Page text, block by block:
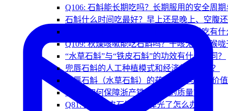
Q106: 石斛能长期吃吗？长期服用的安全周
石斛什么时间吃最好？早上还是晚上、空腹
Q108: 石斛能解酒吗？喝酒前吃、酒后吃有
Q109: 秋燥咳嗽能吃石斛吗？干咳无痰、喉
“水草石斛”与“铁皮石斛”的功效有什么异同？
兜唇石斛的人工种植模式和经济效益如何？
兜唇石斛（水草石斛）的药理作用与药用价
Q100: 如何保障浙产铁皮石斛的质量？
Q81: 家养铁皮石斛叶子掉光了怎么办？